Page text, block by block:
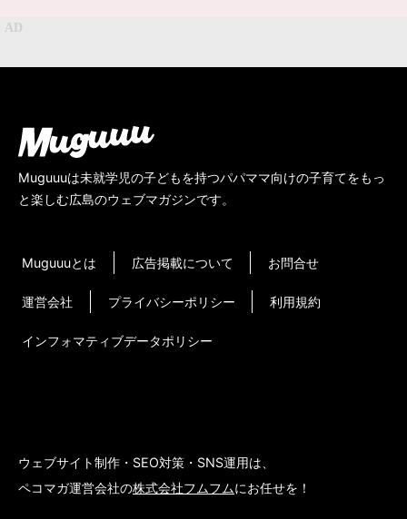
Muguuuは未就学児の子どもを持つパパママ向けの子育てをもっ
と楽しむ広島のウェブマガジンです。
Muguuuとは 広告掲載について お問合せ
運営会社 プライバシーポリシー 利用規約
インフォマティブデータポリシー
ウェブサイト制作・SEO対策・SNS運用は、
ペコマガ運営会社の株式会社フムフムにお任せを！